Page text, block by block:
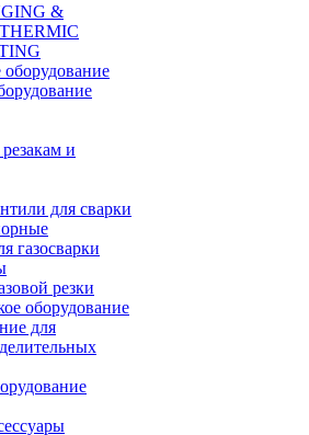
&
и
для сварки
газосварки
резки
оборудование
для